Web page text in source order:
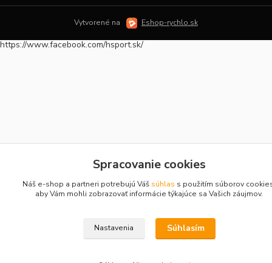
Vytvorené na Eshop-rychlo.sk
https://www.facebook.com/hsport.sk/
Spracovanie cookies
Náš e-shop a partneri potrebujú Váš súhlas s použitím súborov
aby Vám mohli zobrazovať informácie týkajúce sa Vašich záujmov.
Nastavenia Súhlasím